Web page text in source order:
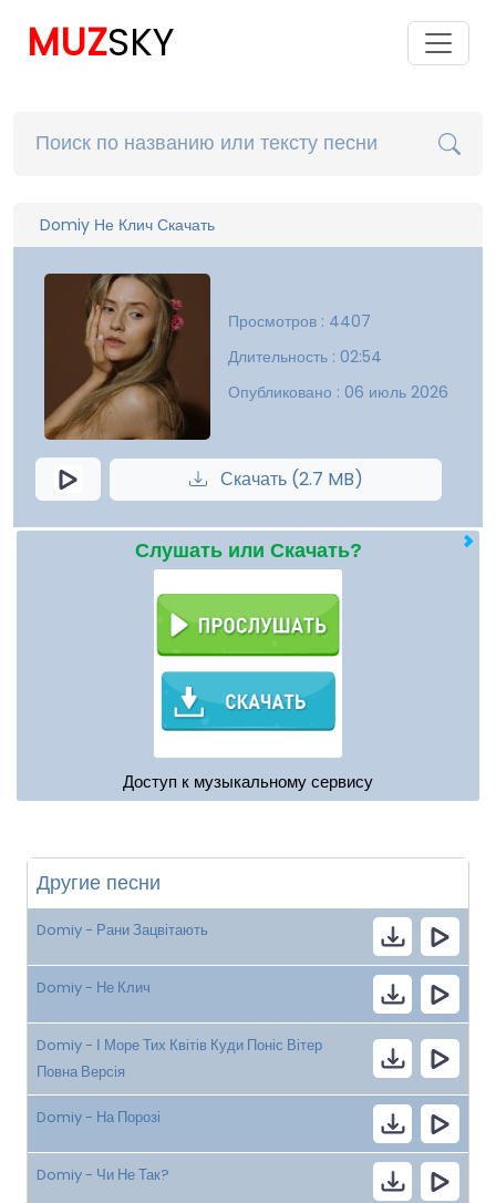
MUZSKY
Domiy Не Клич Скачать
Просмотров : 4407
Длительность : 02:54
Опубликовано : 06 июль 2026
Скачать (2.7 MB)
Слушать или Скачать?
Доступ к музыкальному сервису
Другие песни
Domiy - Рани Зацвітають
Domiy - Не Клич
Domiy - І Море Тих Квітів Куди Поніс Вітер
Повна Версія
Domiy - На Порозі
Domiy - Чи Не Так?